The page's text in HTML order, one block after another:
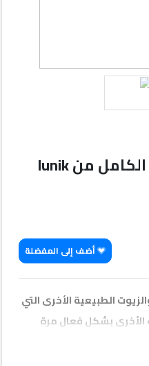
زيت التنظيف العميق الكامل من Iunik
أضف إلى المفضلة
الطبيعية الأخرى التي
الأخرى بشكل فعال مرة